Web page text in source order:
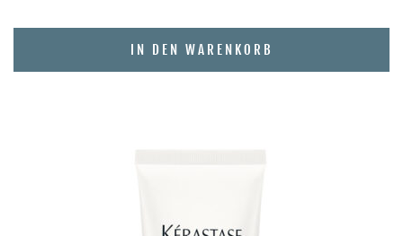
IN DEN WARENKORB